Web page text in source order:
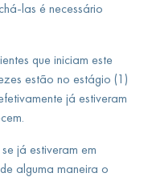
las é necessário
que iniciam este
estão no estágio (1)
já estiveram
já estiveram em
alguma maneira o